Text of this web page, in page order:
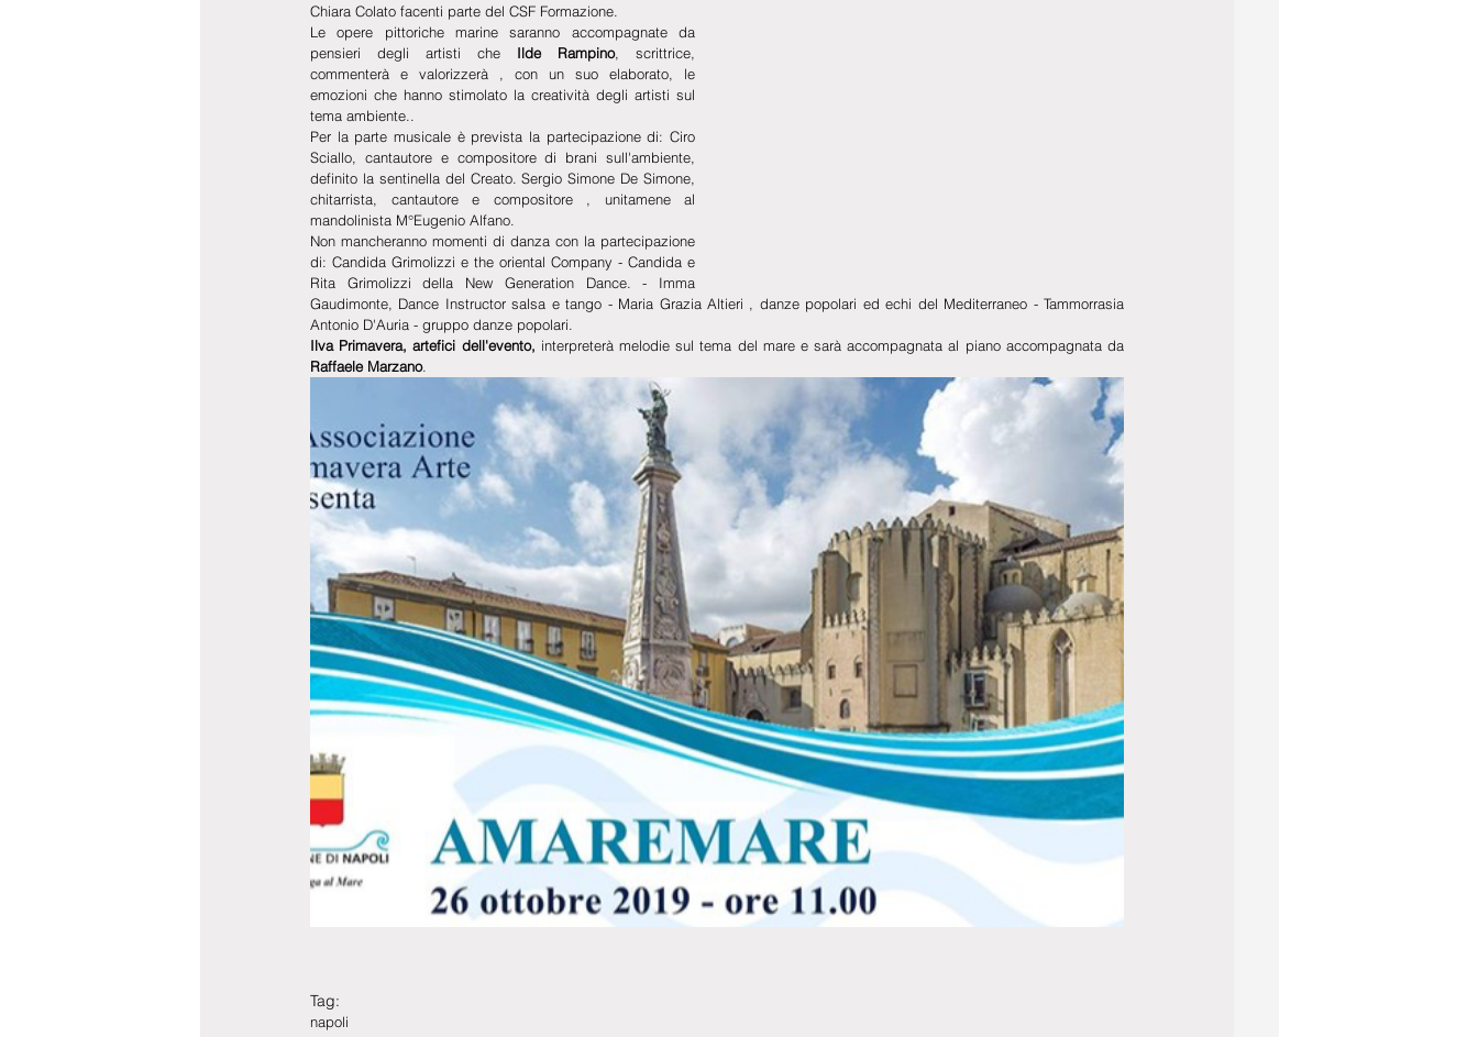
Chiara Colato facenti parte del CSF Formazione.
Le opere pittoriche marine saranno accompagnate da
pensieri degli artisti che Ilde Rampino, scrittrice,
commenterà e valorizzerà , con un suo elaborato, le
emozioni che hanno stimolato la creatività degli artisti sul
tema ambiente..
Per la parte musicale è prevista la partecipazione di: Ciro
Sciallo, cantautore e compositore di brani sull'ambiente,
definito la sentinella del Creato. Sergio Simone De Simone,
chitarrista, cantautore e compositore , unitamene al
mandolinista M°Eugenio Alfano.
Non mancheranno momenti di danza con la partecipazione
di: Candida Grimolizzi e the oriental Company - Candida e
Rita Grimolizzi della New Generation Dance. - Imma
Gaudimonte, Dance Instructor salsa e tango - Maria Grazia Altieri , danze popolari ed echi del Mediterraneo - Tammorrasia
Antonio D'Auria - gruppo danze popolari.
Ilva Primavera, artefici dell'evento,
Raffaele Marzano.
Tag:
napoli